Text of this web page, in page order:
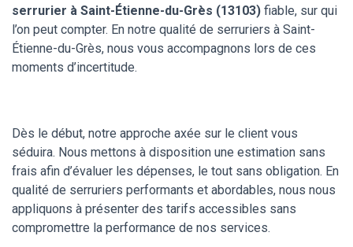
serrurier à Saint-Étienne-du-Grès (13103) fiable, sur qui
l’on peut compter. En notre qualité de serruriers à Saint-
Étienne-du-Grès, nous vous accompagnons lors de ces
moments d’incertitude.
Dès le début, notre approche axée sur le client vous
séduira. Nous mettons à disposition une estimation sans
frais afin d’évaluer les dépenses, le tout sans obligation. En
qualité de serruriers performants et abordables, nous nous
appliquons à présenter des tarifs accessibles sans
compromettre la performance de nos services.